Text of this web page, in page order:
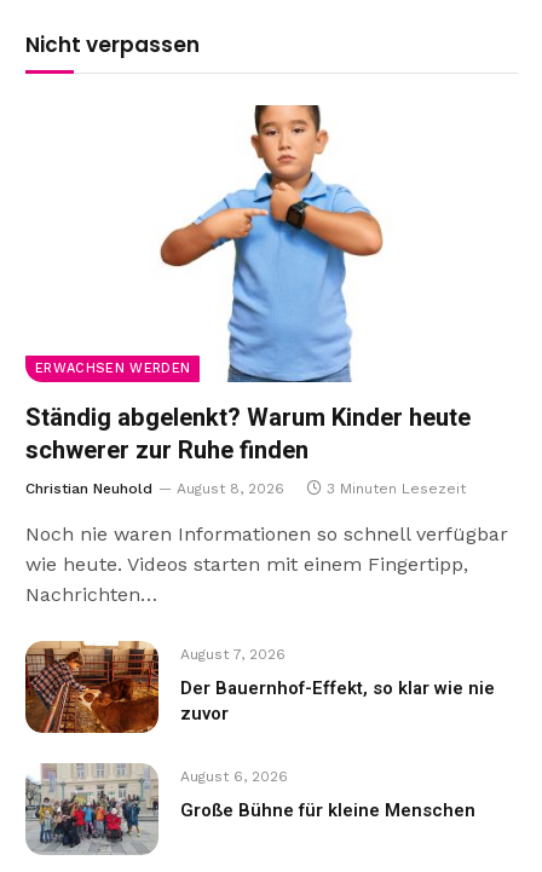
Nicht verpassen
ERWACHSEN WERDEN
Ständig abgelenkt? Warum Kinder heute
schwerer zur Ruhe finden
Christian Neuhold August 8, 2026 3 Minuten Lesezeit
Noch nie waren Informationen so schnell verfügbar
wie heute. Videos starten mit einem Fingertipp,
Nachrichten…
August 7, 2026
Der Bauernhof-Effekt, so klar wie nie
zuvor
August 6, 2026
Große Bühne für kleine Menschen